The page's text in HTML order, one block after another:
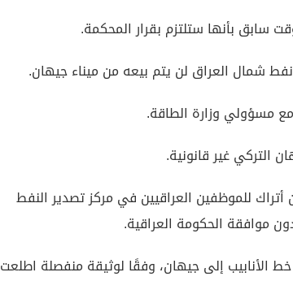
سابق بأنها ستلتزم بقرار المحكمة.
شمال العراق لن يتم بيعه من ميناء جيهان.
مسؤولي وزارة الطاقة.
التركي غير قانونية.
للموظفين العراقيين في مركز تصدير النفط
موافقة الحكومة العراقية.
الأنابيب إلى جيهان، وفقًا لوثيقة منفصلة اطلعت